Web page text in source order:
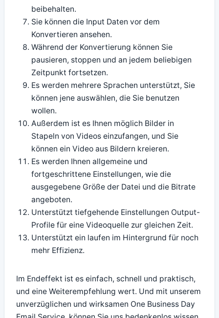
beibehalten.
Sie können die Input Daten vor dem
Konvertieren ansehen.
Während der Konvertierung können Sie
pausieren, stoppen und an jedem beliebigen
Zeitpunkt fortsetzen.
Es werden mehrere Sprachen unterstützt, Sie
können jene auswählen, die Sie benutzen
wollen.
Außerdem ist es Ihnen möglich Bilder in
Stapeln von Videos einzufangen, und Sie
können ein Video aus Bildern kreieren.
Es werden Ihnen allgemeine und
fortgeschrittene Einstellungen, wie die
ausgegebene Größe der Datei und die Bitrate
angeboten.
Unterstützt tiefgehende Einstellungen Output-
Profile für eine Videoquelle zur gleichen Zeit.
Unterstützt ein laufen im Hintergrund für noch
mehr Effizienz.
Im Endeffekt ist es einfach, schnell und praktisch,
und eine Weiterempfehlung wert. Und mit unserem
unverzüglichen und wirksamen One Business Day